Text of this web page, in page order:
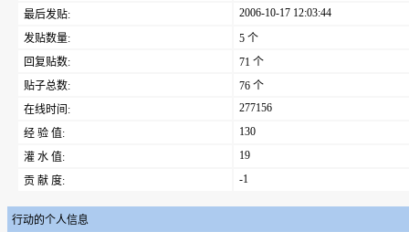
最后发贴:
2006-10-17 12:03:44
发贴数量:
5 个
回复贴数:
71 个
贴子总数:
76 个
在线时间:
277156
经 验 值:
130
灌 水 值:
19
贡 献 度:
-1
行动的个人信息